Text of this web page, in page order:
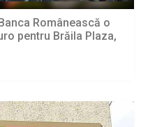
Românească o
pentru Brăila Plaza,